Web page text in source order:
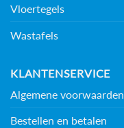
Vloertegels
Wastafels
KLANTENSERVICE
Algemene voorwaarden
Bestellen en betalen